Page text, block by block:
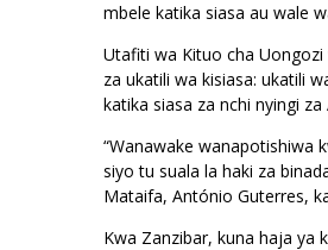
mbele katika siasa au wale
Utafiti wa Kituo cha
za ukatili wa kisiasa: ukatili
katika siasa za nchi nyingi
“Wanawake wanapotishiwa
siyo tu suala la haki za
Mataifa, António Guterres,
Kwa Zanzibar, kuna haja ya